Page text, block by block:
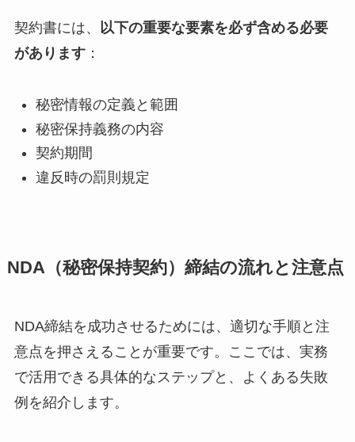
契約書には、 以下の重要な要素を必ず含める必要
があります：
秘密情報の定義と範囲
秘密保持義務の内容
契約期間
違反時の罰則規定
NDA（秘密保持契約）締結の流れと注意点
NDA締結を成功させるためには、適切な手順と注
意点を押さえることが重要です。ここでは、実務
で活用できる具体的なステップと、よくある失敗
例を紹介します。